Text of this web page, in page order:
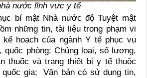
nước lĩnh vực y tế
bí mật Nhà nước độ Tuyệt mật
những tin, tài liệu trong phạm vi
hoạch của ngành Y tế phục vụ
quốc phòng; Chủng loại, số lượng,
thuốc và trang thiết bị y tế thuộc
gia; Văn bản có sử dụng tin,